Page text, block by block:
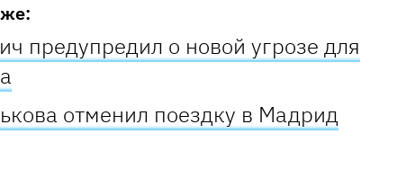
предупредил о новой угрозе для
отменил поездку в Мадрид